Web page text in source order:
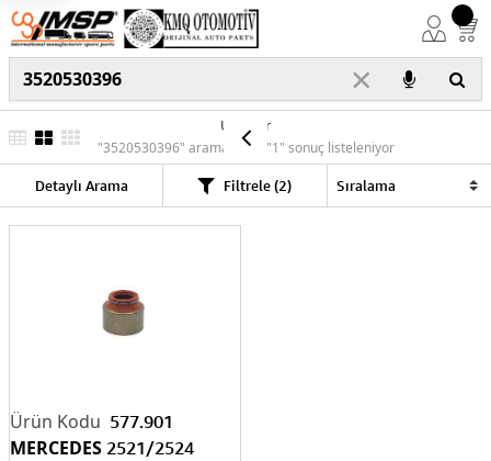
×
Ürünler
"3520530396" araması için "1" sonuç listeleniyor
Detaylı Arama Filtrele (2)
577.901
MERCEDES 2521/2524